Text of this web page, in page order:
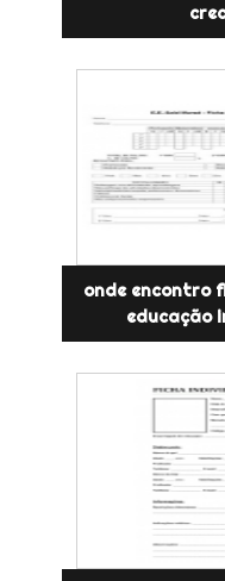
onde encontro
educação